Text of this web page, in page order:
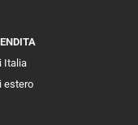
Italia
estero